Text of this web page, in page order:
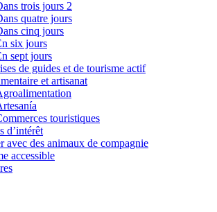
trois jours 2
quatre jours
cinq jours
six jours
sept jours
de guides et de tourisme actif
et artisanat
touristiques
d’intérêt
avec des animaux de compagnie
accessible